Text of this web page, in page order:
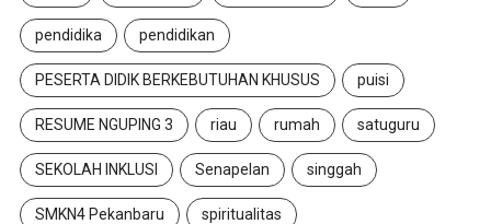
pendidika pendidikan
PESERTA DIDIK BERKEBUTUHAN KHUSUS puisi
RESUME NGUPING 3 riau rumah satuguru
SEKOLAH INKLUSI Senapelan singgah
SMKN4 Pekanbaru spiritualitas